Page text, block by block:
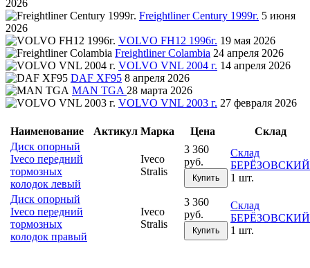
2026
Freightliner Century 1999г. 5 июня
2026
VOLVO FH12 1996г. 19 мая 2026
Freightliner Colambia 24 апреля 2026
VOLVO VNL 2004 г. 14 апреля 2026
DAF XF95 8 апреля 2026
MAN TGA 28 марта 2026
VOLVO VNL 2003 г. 27 февраля 2026
Наименование Актикул Марка Цена
Склад
Диск опорный
Iveco передний
тормозных
колодок левый
Iveco
Stralis
3 360
руб.
Купить
Склад
БЕРЁЗОВСКИЙ
1 шт.
Диск опорный
Iveco передний
тормозных
колодок правый
Iveco
Stralis
3 360
руб.
Купить
Склад
БЕРЁЗОВСКИЙ
1 шт.